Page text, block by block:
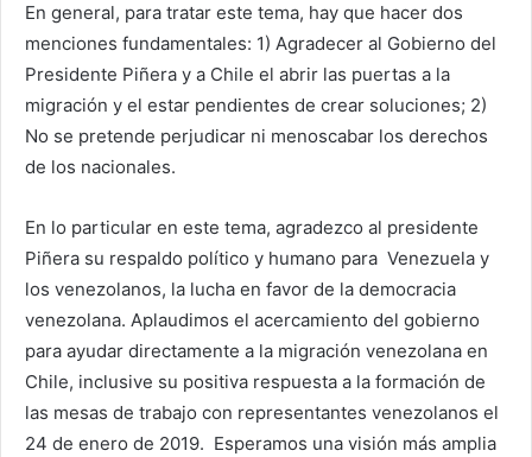
En general, para tratar este tema, hay que hacer dos
menciones fundamentales: 1) Agradecer al Gobierno del
Presidente Piñera y a Chile el abrir las puertas a la
migración y el estar pendientes de crear soluciones; 2)
No se pretende perjudicar ni menoscabar los derechos
de los nacionales.
En lo particular en este tema, agradezco al presidente
Piñera su respaldo político y humano para Venezuela y
los venezolanos, la lucha en favor de la democracia
venezolana. Aplaudimos el acercamiento del gobierno
para ayudar directamente a la migración venezolana en
Chile, inclusive su positiva respuesta a la formación de
las mesas de trabajo con representantes venezolanos el
24 de enero de 2019. Esperamos una visión más amplia